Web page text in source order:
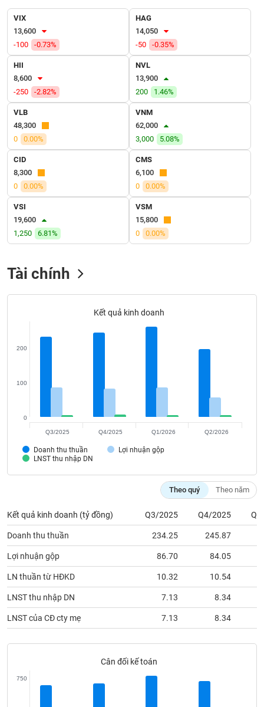
VIX
13,600
-100
-0.73%
HAG
14,050
-50
-0.35%
HII
8,600
-250
-2.82%
NVL
13,900
200
1.46%
VLB
48,300
0
0.00%
VNM
62,000
3,000
5.08%
CID
8,300
0
0.00%
CMS
6,100
0
0.00%
VSI
19,600
1,250
6.81%
VSM
15,800
0
0.00%
Tài chính
Kết quả kinh doanh
Doanh thu thuần
Lợi nhuận gộp
LNST thu nhập DN
0
100
200
Q3/2025 Q4/2025 Q1/2026 Q2/2026
Theo quý Theo năm
Kết quả kinh doanh (tỷ đồng) Q3/2025 Q4/2025
Doanh thu thuần 234.25 245.87
Lợi nhuận gộp 86.70 84.05
LN thuần từ HĐKD 10.32 10.54
LNST thu nhập DN 7.13 8.34
LNST của CĐ cty mẹ 7.13 8.34
Cân đối kế toán
750
TRUYỀN
THÔNG
TIỆN
ÍCH
BẤT
ĐỘNG
SẢN
chứng
khoán
(-)
Tất cả Cổ phiếu
tức
của
tác
(-)
Báo
cáo
phân
tích
(-)
Thuật
ngữ
(-)
Dịch